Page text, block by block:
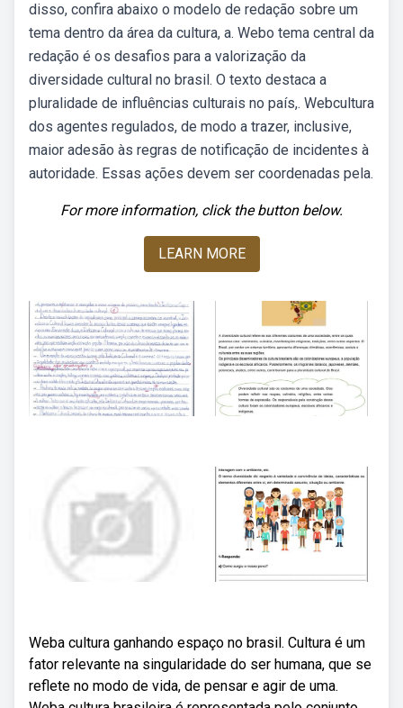
disso, confira abaixo o modelo de redação sobre um
tema dentro da área da cultura, a. Webo tema central da
redação é os desafios para a valorização da
diversidade cultural no brasil. O texto destaca a
pluralidade de influências culturais no país,. Webcultura
dos agentes regulados, de modo a trazer, inclusive,
maior adesão às regras de notificação de incidentes à
autoridade. Essas ações devem ser coordenadas pela.
For more information, click the button below.
LEARN MORE
Weba cultura ganhando espaço no brasil. Cultura é um
fator relevante na singularidade do ser humana, que se
reflete no modo de vida, de pensar e agir de uma.